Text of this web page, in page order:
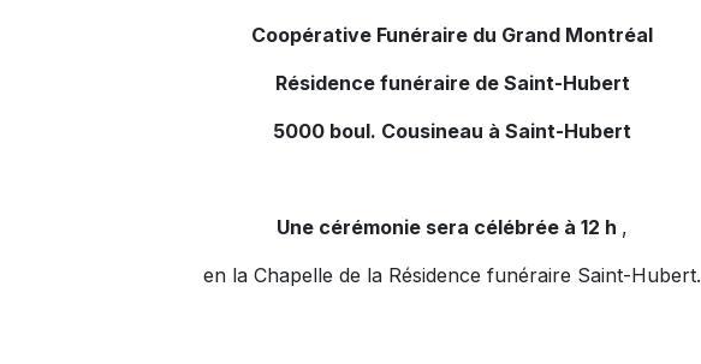
Coopérative Funéraire du Grand Montréal
Résidence funéraire de Saint-Hubert
5000 boul. Cousineau à Saint-Hubert
Une cérémonie sera célébrée à 12 h ,
en la Chapelle de la Résidence funéraire Saint-Hubert.